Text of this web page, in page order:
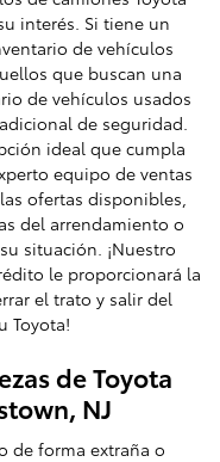
interés. Si tiene un
de vehículos
que buscan una
de vehículos usados
de seguridad.
ideal que cumpla
equipo de ventas
ofertas disponibles,
del arrendamiento o
situación. ¡Nuestro
le proporcionará la
el trato y salir del
Toyota!
de Toyota
NJ
de forma extraña o